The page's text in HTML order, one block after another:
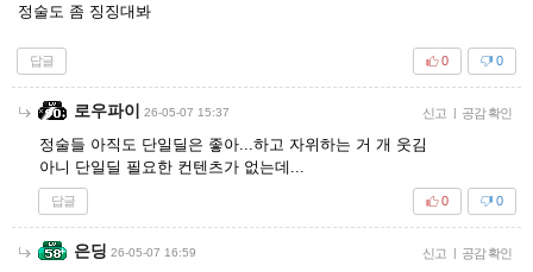
정술도 좀 징징대봐
답글 0
0
로우파이 26-05-07 15:37 신고 | 공감 확인
정술들 아직도 단일딜은 좋아...하고 자위하는 거 개 웃김
아니 단일딜 필요한 컨텐츠가 없는데...
답글 0
0
은딩 26-05-07 16:59 신고 | 공감 확인